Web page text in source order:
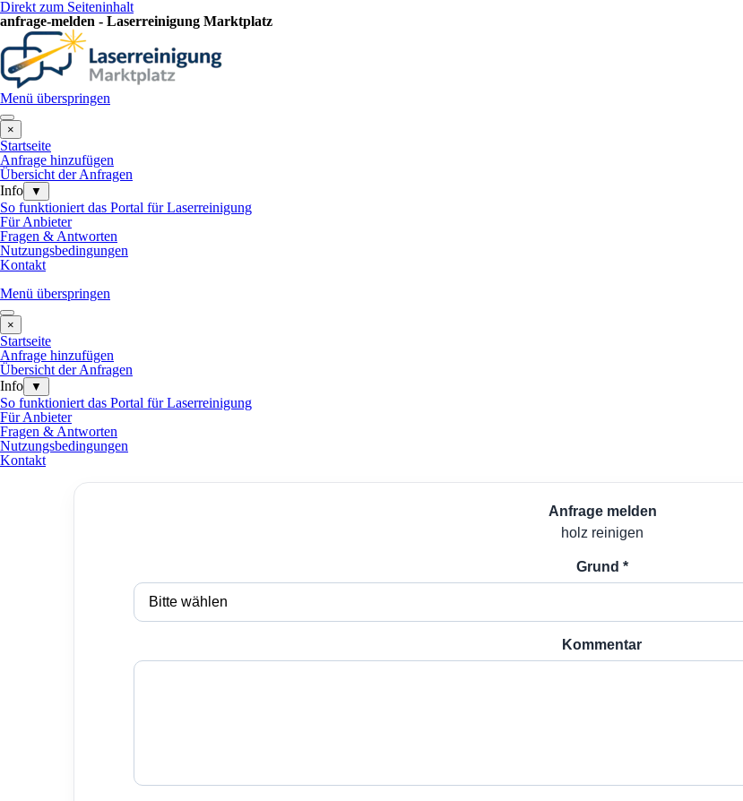
Direkt zum Seiteninhalt
anfrage-melden - Laserreinigung Marktplatz
Menü überspringen
×
Startseite
Anfrage hinzufügen
Übersicht der Anfragen
Info
▼
So funktioniert das Portal für Laserreinigung
Für Anbieter
Fragen & Antworten
Nutzungsbedingungen
Kontakt
Menü überspringen
×
Startseite
Anfrage hinzufügen
Übersicht der Anfragen
Info
▼
So funktioniert das Portal für Laserreinigung
Für Anbieter
Fragen & Antworten
Nutzungsbedingungen
Kontakt
Anfrage melden
holz reinigen
Grund *
Kommentar